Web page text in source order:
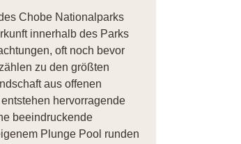
Chobe Nationalparks
innerhalb des Parks
oft noch bevor
zu den größten
aus offenen
hervorragende
beeindruckende
Plunge Pool runden